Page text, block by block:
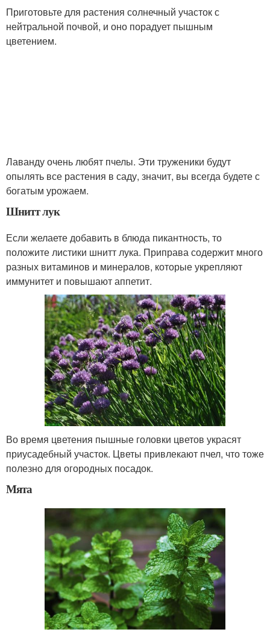
Приготовьте для растения солнечный участок с
нейтральной почвой, и оно порадует пышным
цветением.
Лаванду очень любят пчелы. Эти труженики будут
опылять все растения в саду, значит, вы всегда будете с
богатым урожаем.
Шнитт лук
Если желаете добавить в блюда пикантность, то
положите листики шнитт лука. Приправа содержит много
разных витаминов и минералов, которые укрепляют
иммунитет и повышают аппетит.
Во время цветения пышные головки цветов украсят
приусадебный участок. Цветы привлекают пчел, что тоже
полезно для огородных посадок.
Мята